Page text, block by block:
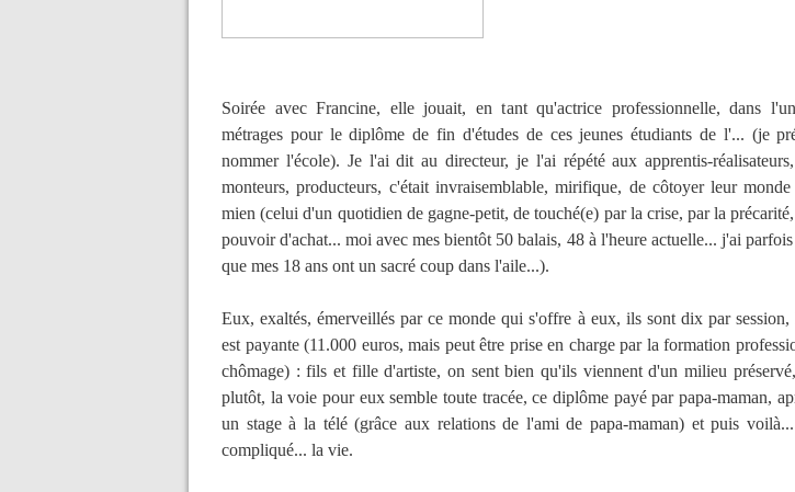
Soirée avec Francine, elle jouait, en tant qu'actrice professionnelle, dans
métrages pour le diplôme de fin d'études de ces jeunes étudiants de l'... (je
nommer l'école). Je l'ai dit au directeur, je l'ai répété aux apprentis-réalisateurs,
monteurs, producteurs, c'était invraisemblable, mirifique, de côtoyer leur
mien (celui d'un quotidien de gagne-petit, de touché(e) par la crise, par la
pouvoir d'achat... moi avec mes bientôt 50 balais, 48 à l'heure actuelle... j'ai
que mes 18 ans ont un sacré coup dans l'aile...).
Eux, exaltés, émerveillés par ce monde qui s'offre à eux, ils sont dix par
est payante (11.000 euros, mais peut être prise en charge par la formation
chômage) : fils et fille d'artiste, on sent bien qu'ils viennent d'un milieu
plutôt, la voie pour eux semble toute tracée, ce diplôme payé par papa-maman,
un stage à la télé (grâce aux relations de l'ami de papa-maman) et puis
compliqué... la vie.